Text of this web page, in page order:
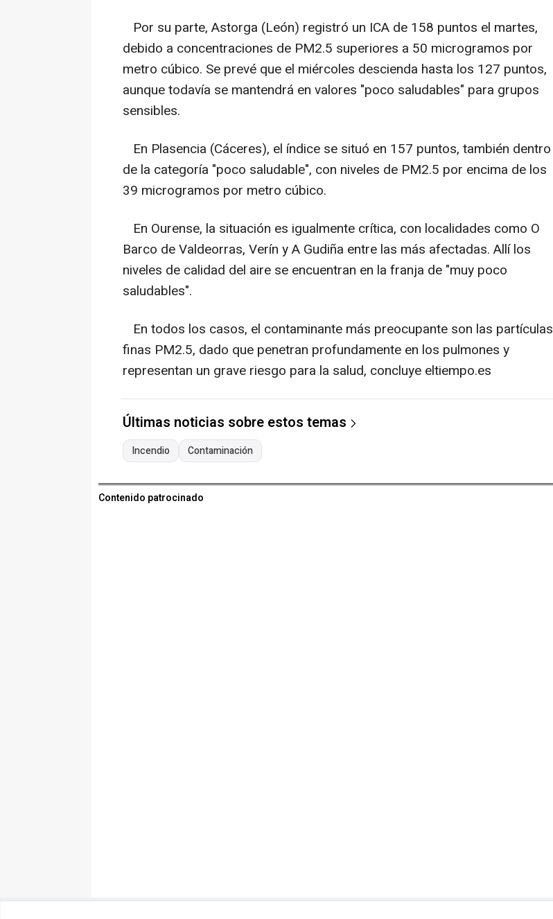
Por su parte, Astorga (León) registró un ICA de 158 puntos el martes,
debido a concentraciones de PM2.5 superiores a 50 microgramos por
metro cúbico. Se prevé que el miércoles descienda hasta los 127 puntos,
aunque todavía se mantendrá en valores "poco saludables" para grupos
sensibles.
En Plasencia (Cáceres), el índice se situó en 157 puntos, también dentro
de la categoría "poco saludable", con niveles de PM2.5 por encima de los
39 microgramos por metro cúbico.
En Ourense, la situación es igualmente crítica, con localidades como O
Barco de Valdeorras, Verín y A Gudiña entre las más afectadas. Allí los
niveles de calidad del aire se encuentran en la franja de "muy poco
saludables".
En todos los casos, el contaminante más preocupante son las partículas
finas PM2.5, dado que penetran profundamente en los pulmones y
representan un grave riesgo para la salud, concluye eltiempo.es
Últimas noticias sobre estos temas
Incendio Contaminación
Contenido patrocinado